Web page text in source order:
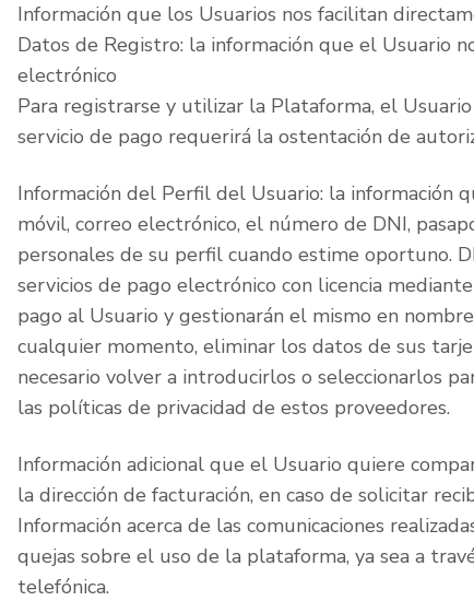
Información que los Usuarios nos facilitan
Datos de Registro: la información que el Usuario
electrónico
Para registrarse y utilizar la Plataforma, el
servicio de pago requerirá la ostentación de
Información del Perfil del Usuario: la información
móvil, correo electrónico, el número de DNI,
personales de su perfil cuando estime oportuno.
servicios de pago electrónico con licencia
pago al Usuario y gestionarán el mismo en
cualquier momento, eliminar los datos de sus
necesario volver a introducirlos o seleccionarlos
las políticas de privacidad de estos proveedores.
Información adicional que el Usuario quiere
la dirección de facturación, en caso de solicitar
Información acerca de las comunicaciones
quejas sobre el uso de la plataforma, ya sea a
telefónica.